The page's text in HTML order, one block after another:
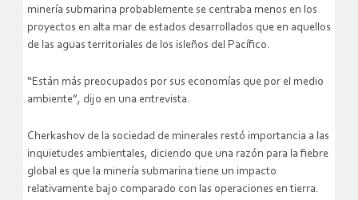
minería submarina probablemente se centraba menos en los
proyectos en alta mar de estados desarrollados que en aquellos
de las aguas territoriales de los isleños del Pacífico.
“Están más preocupados por sus economías que por el medio
ambiente”, dijo en una entrevista.
Cherkashov de la sociedad de minerales restó importancia a las
inquietudes ambientales, diciendo que una razón para la fiebre
global es que la minería submarina tiene un impacto
relativamente bajo comparado con las operaciones en tierra.